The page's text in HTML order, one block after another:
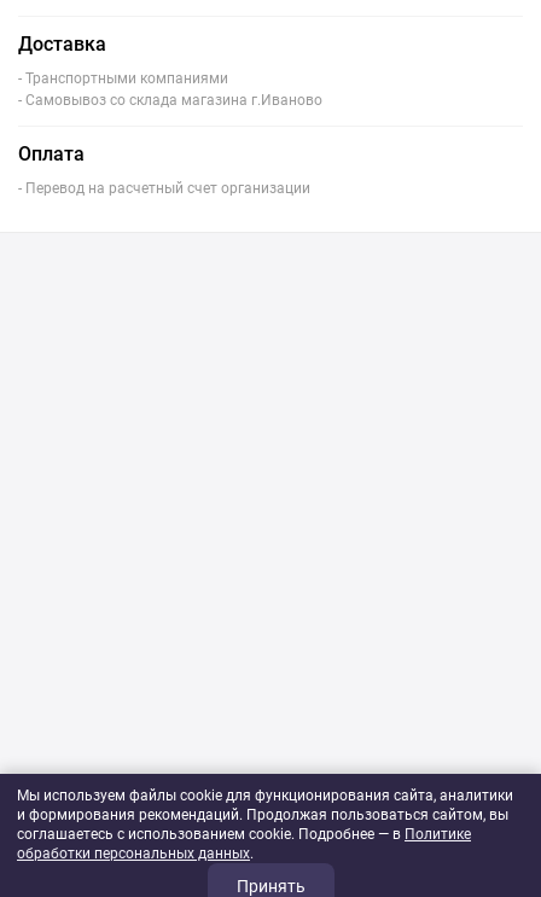
Доставка
- Транспортными компаниями
- Самовывоз со склада магазина г.Иваново
Оплата
- Перевод на расчетный счет организации
Мы используем файлы cookie для функционирования сайта, аналитики
и формирования рекомендаций. Продолжая пользоваться сайтом, вы
соглашаетесь с использованием cookie. Подробнее — в Политике
обработки персональных данных.
Принять